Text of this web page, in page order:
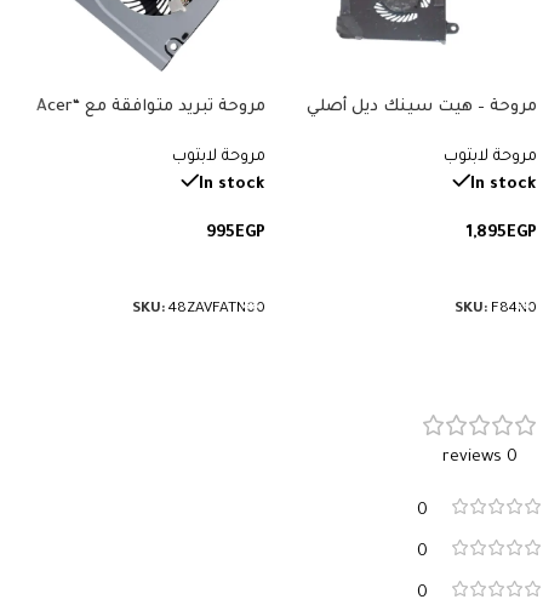
مروحة – هيت سينك ديل أصلي
رقم القطعة: F84N0.
مروحة لابتوب
In stock
1,895EGP
SKU: F84N0
مروحة تبريد متوافقة مع “Acer
A517, A615, A314-31, A315-21, A315-
31”. رقم القطعة: 48ZAVFATN00.
مروحة لابتوب
In stock
995EGP
SKU: 48ZAVFATN00
0 reviews
0
0
0